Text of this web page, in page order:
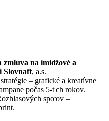
na imidžové a
Slovnaft, a.s.
– grafické a kreatívne
počas 5-tich rokov.
spotov –